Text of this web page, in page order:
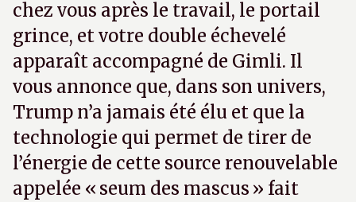
chez vous après le travail, le portail
grince, et votre double échevelé
apparaît accompagné de Gimli. Il
vous annonce que, dans son univers,
Trump n’a jamais été élu et que la
technologie qui permet de tirer de
l’énergie de cette source renouvelable
appelée « seum des mascus » fait